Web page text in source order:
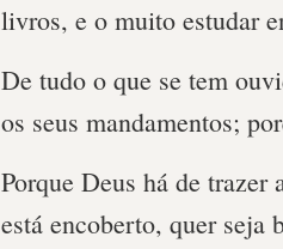
livros, e o muito estudar
De tudo o que se tem
os seus mandamentos;
Porque Deus há de
está encoberto, quer seja